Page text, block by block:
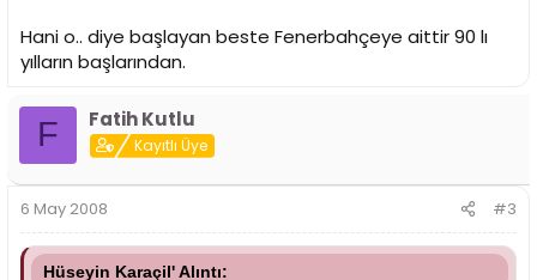
Hani o.. diye başlayan beste Fenerbahçeye aittir 90 lı
yılların başlarından.
F Fatih Kutlu
Kayıtlı Üye
6 May 2008 #3
Hüseyin Karaçil' Alıntı: